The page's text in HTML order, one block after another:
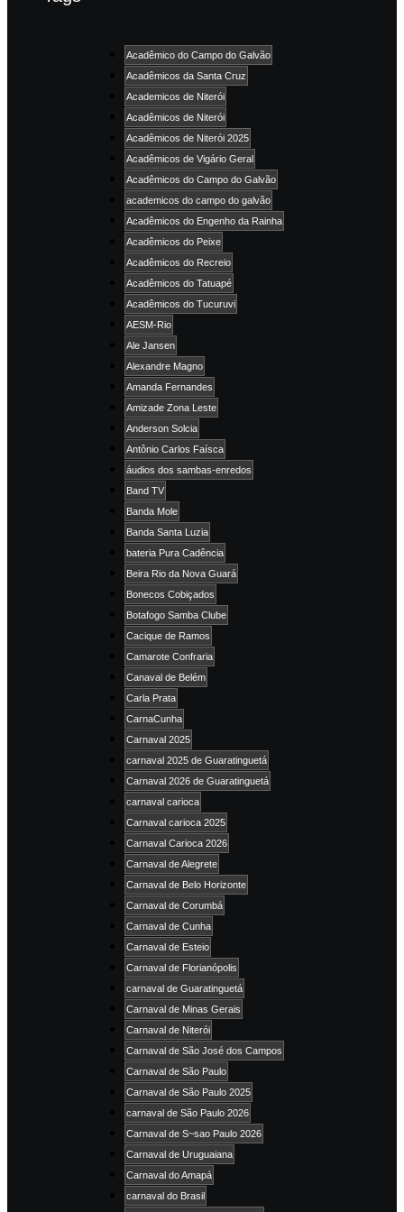
Acadêmico do Campo do Galvão
Acadêmicos da Santa Cruz
Academicos de Niterói
Acadêmicos de Niterói
Acadêmicos de Niterói 2025
Acadêmicos de Vigário Geral
Acadêmicos do Campo do Galvão
academicos do campo do galvão
Acadêmicos do Engenho da Rainha
Acadêmicos do Peixe
Acadêmicos do Recreio
Acadêmicos do Tatuapé
Acadêmicos do Tucuruvi
AESM-Rio
Ale Jansen
Alexandre Magno
Amanda Fernandes
Amizade Zona Leste
Anderson Solcia
Antônio Carlos Faísca
áudios dos sambas-enredos
Band TV
Banda Mole
Banda Santa Luzia
bateria Pura Cadência
Beira Rio da Nova Guará
Bonecos Cobiçados
Botafogo Samba Clube
Cacique de Ramos
Camarote Confraria
Canaval de Belém
Carla Prata
CarnaCunha
Carnaval 2025
carnaval 2025 de Guaratinguetá
Carnaval 2026 de Guaratinguetá
carnaval carioca
Carnaval carioca 2025
Carnaval Carioca 2026
Carnaval de Alegrete
Carnaval de Belo Horizonte
Carnaval de Corumbá
Carnaval de Cunha
Carnaval de Esteio
Carnaval de Florianópolis
carnaval de Guaratinguetá
Carnaval de Minas Gerais
Carnaval de Niterói
Carnaval de São José dos Campos
Carnaval de São Paulo
Carnaval de São Paulo 2025
carnaval de São Paulo 2026
Carnaval de S~sao Paulo 2026
Carnaval de Uruguaiana
Carnaval do Amapá
carnaval do Brasil